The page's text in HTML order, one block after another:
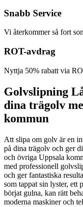
Snabb Service
Vi återkommer så fort
ROT-avdrag
Nyttja 50% rabatt via
Golvslipning
dina trägolv
kommun
Att slipa om golv är en
på dina trägolv och ger
och övriga Uppsala
med professionell
och ger fantastiska
som tappat sin lyster, ett
börjat gulna, kan rätt
moderna maskiner och